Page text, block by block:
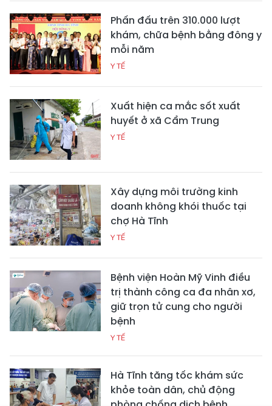
Phấn đấu trên 310.000 lượt
khám, chữa bệnh bằng đông y
mỗi năm
Y TẾ
Xuất hiện ca mắc sốt xuất
huyết ở xã Cẩm Trung
Y TẾ
Xây dựng môi trường kinh
doanh không khói thuốc tại
chợ Hà Tĩnh
Y TẾ
Bệnh viện Hoàn Mỹ Vinh điều
trị thành công ca đa nhân xơ,
giữ trọn tử cung cho người
bệnh
Y TẾ
Hà Tĩnh tăng tốc khám sức
khỏe toàn dân, chủ động